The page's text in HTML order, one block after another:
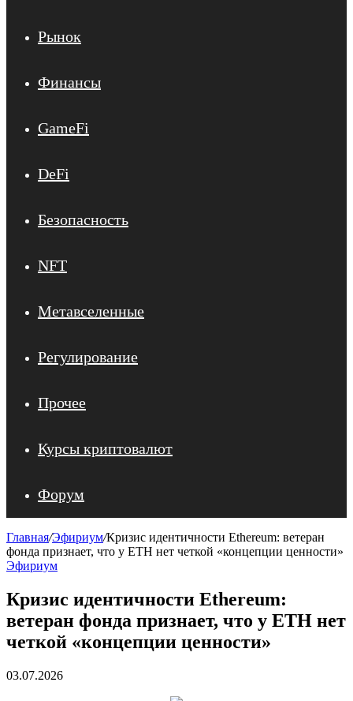
Рынок
Финансы
GameFi
DeFi
Безопасность
NFT
Метавселенные
Регулирование
Прочее
Курсы криптовалют
Форум
Главная/Эфириум/Кризис идентичности Ethereum: ветеран
фонда признает, что у ETH нет четкой «концепции ценности»
Эфириум
Кризис идентичности Ethereum:
ветеран фонда признает, что у ETH нет
четкой «концепции ценности»
03.07.2026